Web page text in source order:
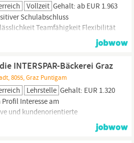
Vollzeit Gehalt: ab EUR 1.963
Schulabschluss
Teamfähigkeit Flexibilität
die eine einwandfreie
Einwandfreier Leumund Gültige
ab € 1963,04 brutto/Monat
INTERSPAR-Bäckerei Graz
8055, Graz Puntigam
Lehrstelle Gehalt: EUR 1.320
Interesse am
und kundenorientierte
Zuverlässigkeit und
Unser Angebot Top-